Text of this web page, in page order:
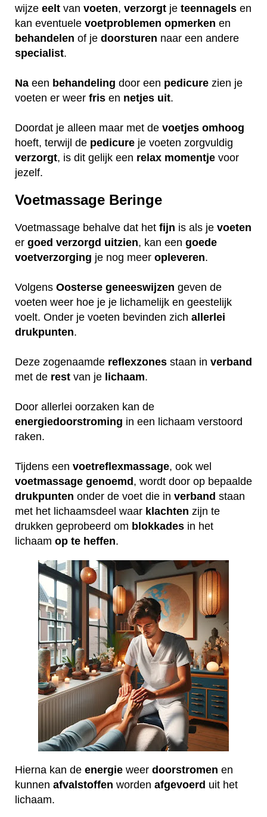
wijze eelt van voeten, verzorgt je teennagels en
kan eventuele voetproblemen opmerken en
behandelen of je doorsturen naar een andere
specialist.
Na een behandeling door een pedicure zien je
voeten er weer fris en netjes uit.
Doordat je alleen maar met de voetjes omhoog
hoeft, terwijl de pedicure je voeten zorgvuldig
verzorgt, is dit gelijk een relax momentje voor
jezelf.
Voetmassage Beringe
Voetmassage behalve dat het fijn is als je voeten
er goed verzorgd uitzien, kan een goede
voetverzorging je nog meer opleveren.
Volgens Oosterse geneeswijzen geven de
voeten weer hoe je je lichamelijk en geestelijk
voelt. Onder je voeten bevinden zich allerlei
drukpunten.
Deze zogenaamde reflexzones staan in verband
met de rest van je lichaam.
Door allerlei oorzaken kan de
energiedoorstroming in een lichaam verstoord
raken.
Tijdens een voetreflexmassage, ook wel
voetmassage genoemd , wordt door op bepaalde
drukpunten onder de voet die in verband staan
met het lichaamsdeel waar klachten zijn te
drukken geprobeerd om blokkades in het
lichaam op te heffen.
Hierna kan de energie weer doorstromen en
kunnen afvalstoffen worden afgevoerd uit het
lichaam.